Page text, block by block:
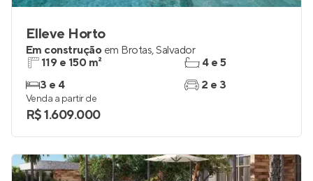
Elleve Horto
Em construção em Brotas,Salvador
119 e 150 m²
3 e 4
4 e 5
2 e 3
Venda a partir de
R$ 1.609.000